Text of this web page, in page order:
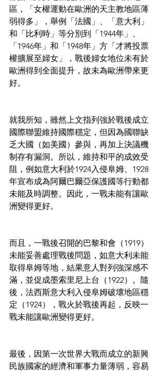
區，「女權運動在歐洲的天主教地區薄
弱得多」，舉例「法國」、「意大利」
和「比利時」等分別到「1944年」、
「1946年」和「1948年」方「才將投票
權擴展至婦女」，戰後婦女地位未有於
歐洲得到全面提升，故未為歐洲帶來更
好。
就我所知，雖然上文指列強於戰後成立
國際聯盟維持國際穩定，但因為國聯缺
乏大國（如美國）參與，再加上決議機
制存有漏洞。所以，維持和平的成效受
阻，例如意大利於1924入侵阜姆、1928
年宣布成為阿爾巴爾亞保護國等行動都
未能及時調整。因此，一戰未能有讓歐
洲變得更好。
而且，一戰後召開的巴黎和會（1919）
未能妥善處理戰後問題，如意大利未能
取得阜姆等地，結果意人對列強深感不
滿，並促成墨索里尼上台（1922）。隨
後，法西斯意大利入侵阜姆破壞地區穩
定（1924），戰火於戰後再起，反映一
戰未能讓歐洲變得更好。
最後，因第一次世界大戰而成立的新興
民族國家的經濟和軍事力量薄弱，容易